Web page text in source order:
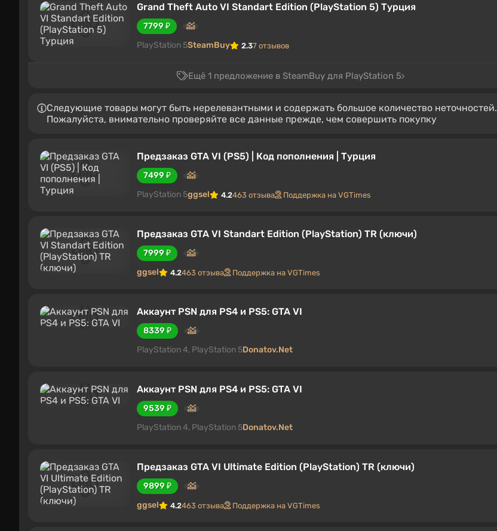
Grand Theft Auto VI Standart Edition (PlayStation 5) Турция
7799 ₽
PlayStation 5SteamBuy 2.37 отзывов
Ещё 1 предложение в SteamBuy для PlayStation 5
Следующие товары могут быть нерелевантными и содержать большое количество неточностей.
Пожалуйста, внимательно проверяйте все данные прежде, чем совершить покупку
Предзаказ GTA VI (PS5) | Код пополнения | Турция
7499 ₽
PlayStation 5ggsel 4.2463 отзыва Поддержка на VGTimes
Предзаказ GTA VI Standart Edition (PlayStation) TR (ключи)
7999 ₽
ggsel
4.2463 отзыва Поддержка на VGTimes
Аккаунт PSN для PS4 и PS5: GTA VI
8339 ₽
PlayStation 4, PlayStation 5Donatov.Net
Аккаунт PSN для PS4 и PS5: GTA VI
9539 ₽
PlayStation 4, PlayStation 5Donatov.Net
Предзаказ GTA VI Ultimate Edition (PlayStation) TR (ключи)
9899 ₽
ggsel
4.2463 отзыва Поддержка на VGTimes